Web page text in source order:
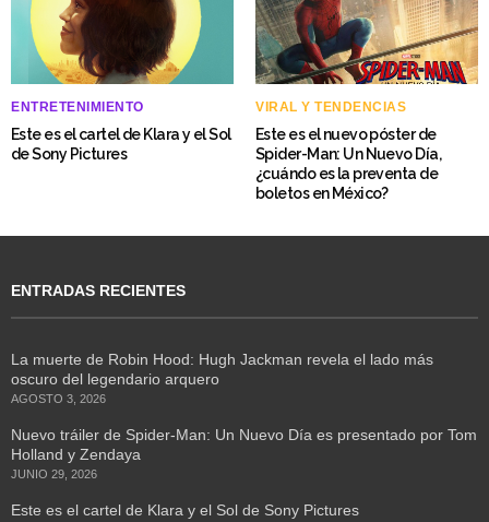
ENTRETENIMIENTO
Este es el cartel de Klara y el Sol
de Sony Pictures
VIRAL Y TENDENCIAS
Este es el nuevo póster de
Spider-Man: Un Nuevo Día,
¿cuándo es la preventa de
boletos en México?
ENTRADAS RECIENTES
La muerte de Robin Hood: Hugh Jackman revela el lado más
oscuro del legendario arquero
AGOSTO 3, 2026
Nuevo tráiler de Spider-Man: Un Nuevo Día es presentado por Tom
Holland y Zendaya
JUNIO 29, 2026
Este es el cartel de Klara y el Sol de Sony Pictures